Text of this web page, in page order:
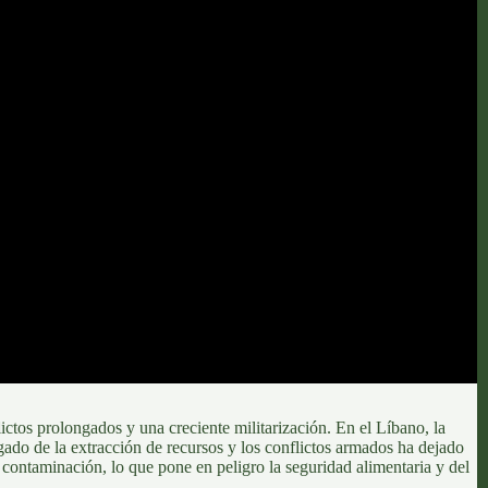
prolongados y una creciente militarización. En el Líbano, la
de la extracción de recursos y los conflictos armados ha dejado
lo que pone en peligro la seguridad alimentaria y del